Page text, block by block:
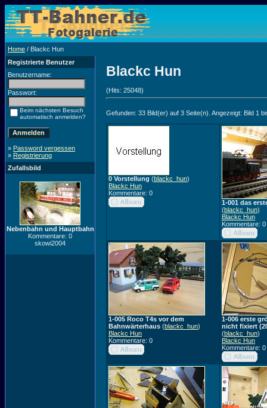
Home / Blackc Hun
Registrierte Benutzer
Benutzername:
Passwort:
Beim nächsten Besuch
automatisch anmelden?
» Password vergessen
» Registrierung
Zufallsbild
Nebenbahn und Hauptbahn
Kommentare: 0
skowi2004
Blackc Hun
(Hits: 25048)
Gefunden: 33 Bild(er) auf 3 Seite(n). Angezeigt: Bild 1
0 Vorstellung (blackc_hun)
Blackc Hun
Kommentare: 0
1-001 das
(blackc_hun)
Blackc Hun
Kommentare: 0
1-005 Roco T4s vor dem
Bahnwärterhaus (blackc_hun)
Blackc Hun
Kommentare: 0
1-006 erste
nicht fixiert
(blackc_hun)
Blackc Hun
Kommentare: 0